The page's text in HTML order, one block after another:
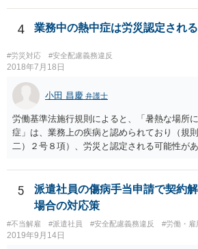
り週休2日とするか、しないか、もっと別の
員会や学校の判断に委ねられています。 し
と、学校とで、生徒の健全育成のためにスポ
もらいたいなどと、交渉してもらうことが良
ろん、保護者の間でも、週休2日制を認める
することは予想されますが、そういったこと
ことが必要と思われます。
4 業務中の熱中症は労災認定される
#労災対応 #安全配慮義務違反
2018年7月18日
小田 昌慶 弁護士
労働基準法施行規則によると、「暑熱な場所
症」は、業務上の疾病と認められており（規
二）２号８項）、労災と認定される可能性が
としては、①仕事をしている時間・場所に熱
原因が存在していること、②その原因により
果関係があること、③仕事に関係しない他の
ではないことが認められれば、労災として認
る移動中に意識が朦朧とし倒れ、熱中症と診
認定される可能性は充分にあります。 会社に
5
派遣社員の傷病手当申請で契約
場合の対応策
#不当解雇 #派遣社員 #安全配慮義務違反 #労働・雇
2019年9月14日